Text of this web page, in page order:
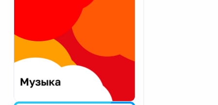
Екатеринбург
Калининград
Калуга